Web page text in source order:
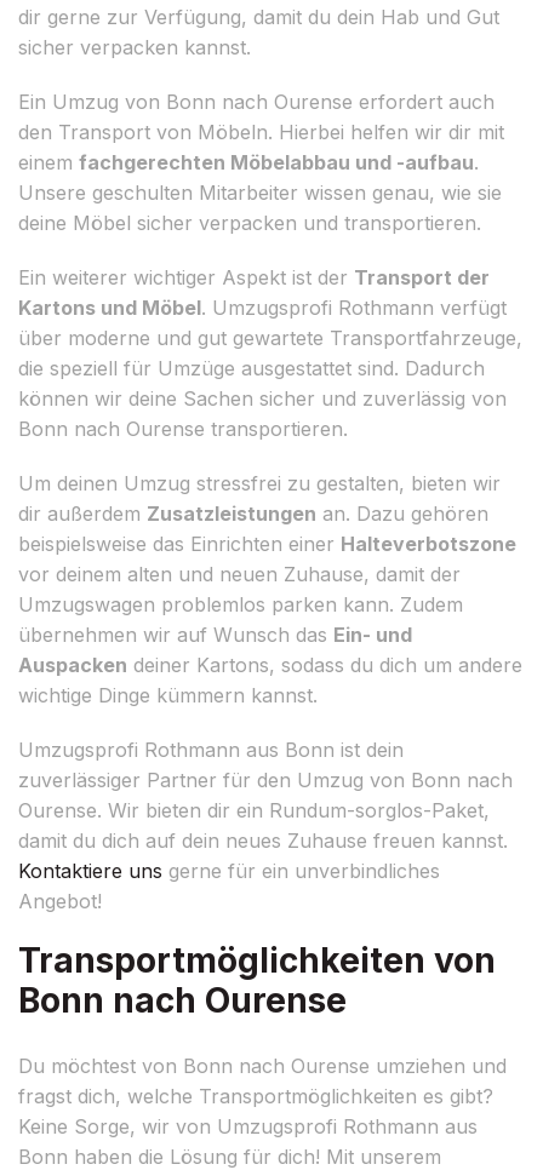
dir gerne zur Verfügung, damit du dein Hab und Gut
sicher verpacken kannst.
Ein Umzug von Bonn nach Ourense erfordert auch
den Transport von Möbeln. Hierbei helfen wir dir mit
einem fachgerechten Möbelabbau und -aufbau.
Unsere geschulten Mitarbeiter wissen genau, wie sie
deine Möbel sicher verpacken und transportieren.
Ein weiterer wichtiger Aspekt ist der Transport der
Kartons und Möbel. Umzugsprofi Rothmann verfügt
über moderne und gut gewartete Transportfahrzeuge,
die speziell für Umzüge ausgestattet sind. Dadurch
können wir deine Sachen sicher und zuverlässig von
Bonn nach Ourense transportieren.
Um deinen Umzug stressfrei zu gestalten, bieten wir
dir außerdem Zusatzleistungen an. Dazu gehören
beispielsweise das Einrichten einer Halteverbotszone
vor deinem alten und neuen Zuhause, damit der
Umzugswagen problemlos parken kann. Zudem
übernehmen wir auf Wunsch das Ein- und
Auspacken deiner Kartons, sodass du dich um andere
wichtige Dinge kümmern kannst.
Umzugsprofi Rothmann aus Bonn ist dein
zuverlässiger Partner für den Umzug von Bonn nach
Ourense. Wir bieten dir ein Rundum-sorglos-Paket,
damit du dich auf dein neues Zuhause freuen kannst.
Kontaktiere uns gerne für ein unverbindliches
Angebot!
Transportmöglichkeiten von
Bonn nach Ourense
Du möchtest von Bonn nach Ourense umziehen und
fragst dich, welche Transportmöglichkeiten es gibt?
Keine Sorge, wir von Umzugsprofi Rothmann aus
Bonn haben die Lösung für dich! Mit unserem